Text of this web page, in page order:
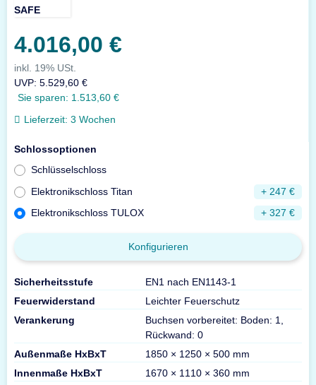
4.016,00 €
inkl. 19% USt.
UVP: 5.529,60 €
Sie sparen: 1.513,60 €
Lieferzeit: 3 Wochen
Schlossoptionen
Schlüsselschloss
Elektronikschloss Titan
+ 247 €
Elektronikschloss TULOX
+ 327 €
Konfigurieren
Sicherheitsstufe
EN1 nach EN1143-1
Feuerwiderstand
Leichter Feuerschutz
Verankerung
Buchsen vorbereitet: Boden: 1,
Rückwand: 0
Außenmaße HxBxT
1850 × 1250 × 500 mm
Innenmaße HxBxT
1670 × 1110 × 360 mm